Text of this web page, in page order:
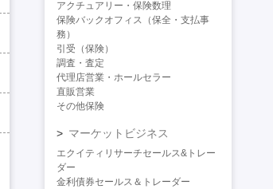
アクチュアリー・保険数理
保険バックオフィス（保全・支払事
務）
引受（保険）
調査・査定
代理店営業・ホールセラー
直販営業
その他保険
マーケットビジネス
エクイティリサーチセールス&トレー
ダー
金利債券セールス＆トレーダー